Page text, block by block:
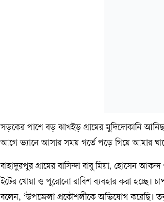
সড়কের পাশে বড় ঝাখইড় গ্রামের মুদিদোকানি
আগে ভ্যানে আসার সময় গর্তে পড়ে গিয়ে আমার
বাহাদুরপুর গ্রামের বাসিন্দা বাবু মিয়া, হোসেন
ইটের খোয়া ও পুরোনো রাবিশ ব্যবহার করা হচ্ছে।
বলেন, ‘উপজেলা প্রকৌশলীকে অভিযোগ করেছি।